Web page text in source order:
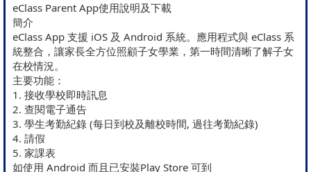
eClass Parent App使用說明及下載
簡介
eClass App 支援 iOS 及 Android 系統。應用程式與 eClass 系
統整合，讓家長全方位照顧子女學業，第一時間清晰了解子女
在校情況。
主要功能：
1. 接收學校即時訊息
2. 查閱電子通告
3. 學生考勤紀錄 (每日到校及離校時間, 過往考勤紀錄)
4. 請假
5. 家課表
如使用 Android 而且已安裝Play Store 可到